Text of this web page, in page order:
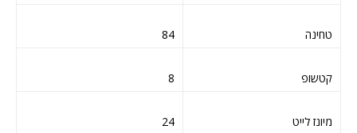
טחינה 84
קטשופ 8
מיונז לייט 24